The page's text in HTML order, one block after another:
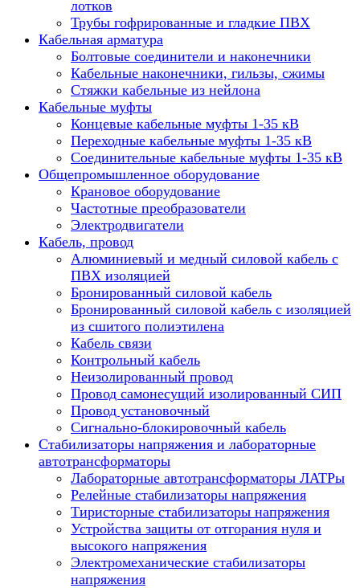
лотков
Трубы гофрированные и гладкие ПВХ
Кабельная арматура
Болтовые соединители и наконечники
Кабельные наконечники, гильзы, сжимы
Стяжки кабельные из нейлона
Кабельные муфты
Концевые кабельные муфты 1-35 кВ
Переходные кабельные муфты 1-35 кВ
Соединительные кабельные муфты 1-35 кВ
Общепромышленное оборудование
Крановое оборудование
Частотные преобразователи
Электродвигатели
Кабель, провод
Алюминиевый и медный силовой кабель с
ПВХ изоляцией
Бронированный силовой кабель
Бронированный силовой кабель с изоляцией
из сшитого полиэтилена
Кабель связи
Контрольный кабель
Неизолированный провод
Провод самонесущий изолированный СИП
Провод установочный
Сигнально-блокировочный кабель
Стабилизаторы напряжения и лабораторные
автотрансформаторы
Лабораторные автотрансформаторы ЛАТРы
Релейные стабилизаторы напряжения
Тиристорные стабилизаторы напряжения
Устройства защиты от отгорания нуля и
высокого напряжения
Электромеханические стабилизаторы
напряжения